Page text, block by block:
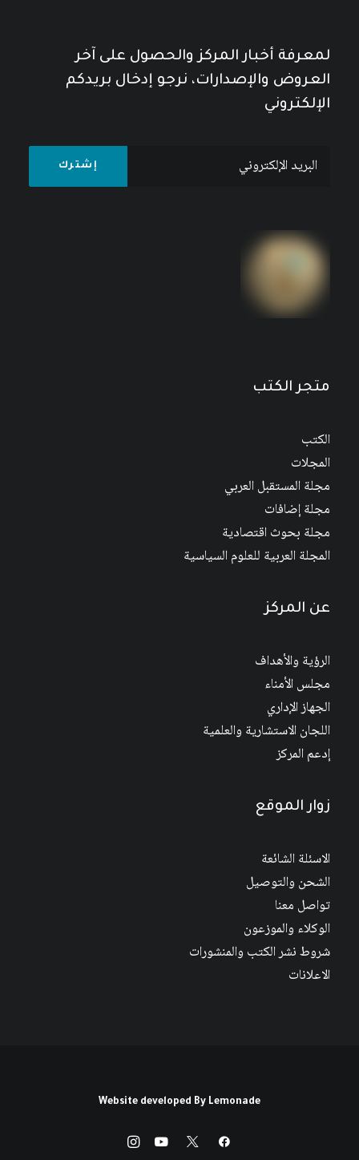
لمعرفة أخبار المركز والحصول على آخر
العروض والإصدارات، نرجو إدخال بريدكم
الإلكتروني
متجر الكتب
الكتب
المجلات
مجلة المستقبل العربي
مجلة إضافات
مجلة بحوث اقتصادية
المجلة العربية للعلوم السياسية
عن المركز
الرؤية والأهداف
مجلس الأمناء
الجهاز الإداري
اللجان الاستشارية والعلمية
إدعم المركز
زوار الموقع
الاسئلة الشائعة
الشحن والتوصيل
تواصل معنا
الوكلاء والموزعون
شروط نشر الكتب والمنشورات
الاعلانات
Website developed By Lemonade